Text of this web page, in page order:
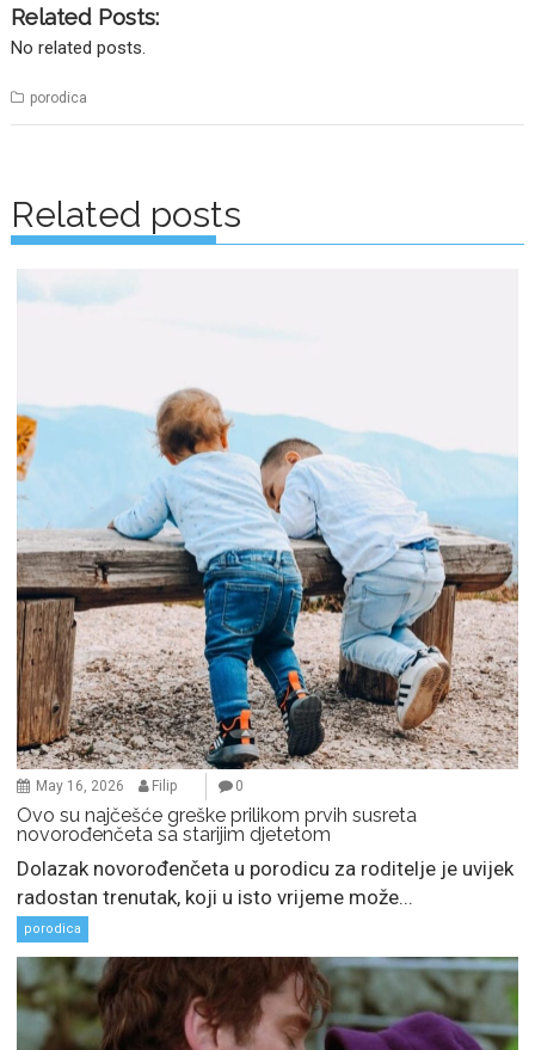
Related Posts:
No related posts.
porodica
navigation
Related posts
May 16, 2026 Filip 0
Ovo su najčešće greške prilikom prvih susreta
novorođenčeta sa starijim djetetom
Dolazak novorođenčeta u porodicu za roditelje je uvijek
radostan trenutak, koji u isto vrijeme može...
porodica